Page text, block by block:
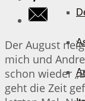
Der August
mich und
schon wieder
geht die Zeit